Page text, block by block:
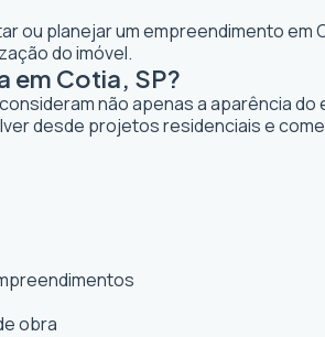
ou planejar um empreendimento
do imóvel.
em Cotia, SP?
não apenas a aparência
desde projetos residenciais e
obra